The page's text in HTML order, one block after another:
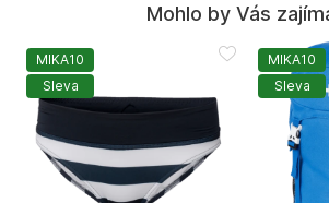
Mohlo by Vás
MIKA10
Sleva
MIKA10
Sleva